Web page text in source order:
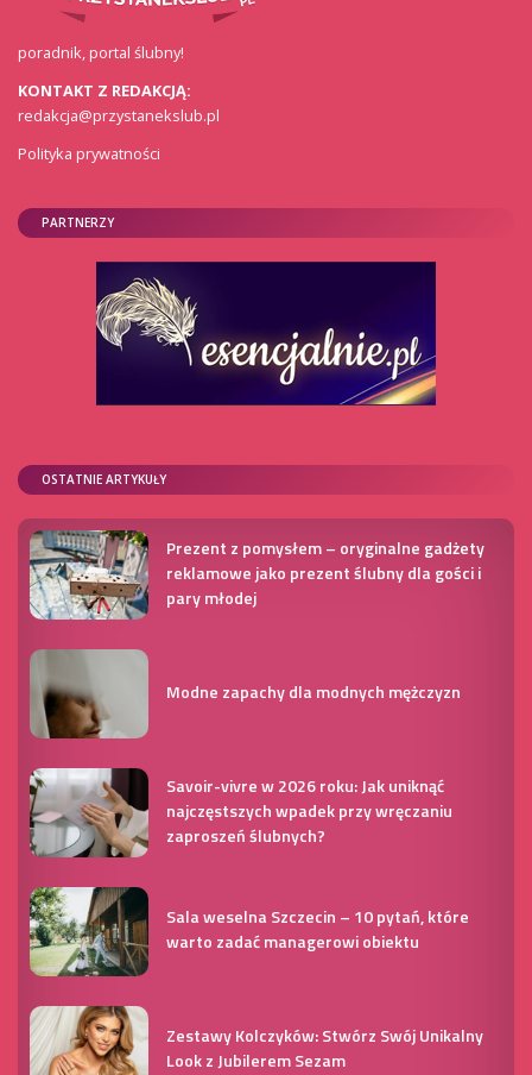
poradnik, portal ślubny!
KONTAKT Z REDAKCJĄ:
redakcja@przystanekslub.pl
Polityka prywatności
PARTNERZY
OSTATNIE ARTYKUŁY
Prezent z pomysłem – oryginalne gadżety
reklamowe jako prezent ślubny dla gości i
pary młodej
Modne zapachy dla modnych mężczyzn
Savoir-vivre w 2026 roku: Jak uniknąć
najczęstszych wpadek przy wręczaniu
zaproszeń ślubnych?
Sala weselna Szczecin – 10 pytań, które
warto zadać managerowi obiektu
Zestawy Kolczyków: Stwórz Swój Unikalny
Look z Jubilerem Sezam